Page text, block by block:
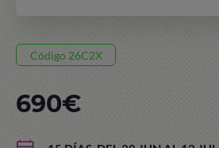
Código 26C2X
690€